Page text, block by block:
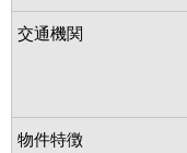
交通機関
物件特徴